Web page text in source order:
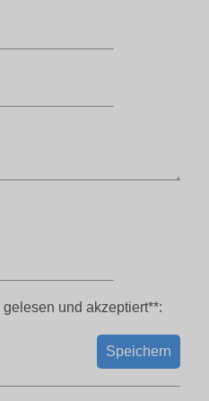
gelesen und akzeptiert**:
Speichern